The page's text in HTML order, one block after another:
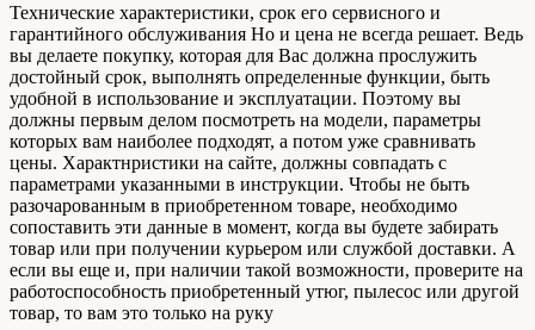
Технические характеристики, срок его сервисного и
гарантийного обслуживания Но и цена не всегда решает. Ведь
вы делаете покупку, которая для Вас должна прослужить
достойный срок, выполнять определенные функции, быть
удобной в использование и эксплуатации. Поэтому вы
должны первым делом посмотреть на модели, параметры
которых вам наиболее подходят, а потом уже сравнивать
цены. Характнристики на сайте, должны совпадать с
параметрами указанными в инструкции. Чтобы не быть
разочарованным в приобретенном товаре, необходимо
сопоставить эти данные в момент, когда вы будете забирать
товар или при получении курьером или службой доставки. А
если вы еще и, при наличии такой возможности, проверите на
работоспособность приобретенный утюг, пылесос или другой
товар, то вам это только на руку